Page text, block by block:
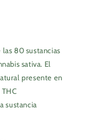
las 80 sustancias
sativa. El
presente en
sustancia